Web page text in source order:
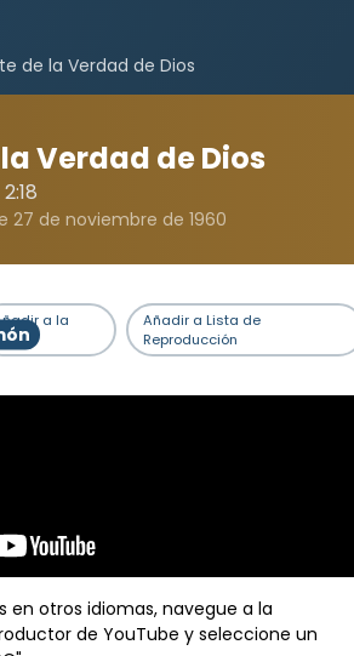
de la Verdad de Dios
Verdad de Dios
27 de noviembre de 1960
a la
Añadir a Lista de
Reproducción
en otros idiomas, navegue a la
de YouTube y seleccione un